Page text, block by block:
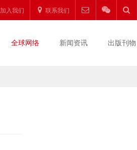
加入我们 联系我们
全球网络 新闻资讯 出版刊物